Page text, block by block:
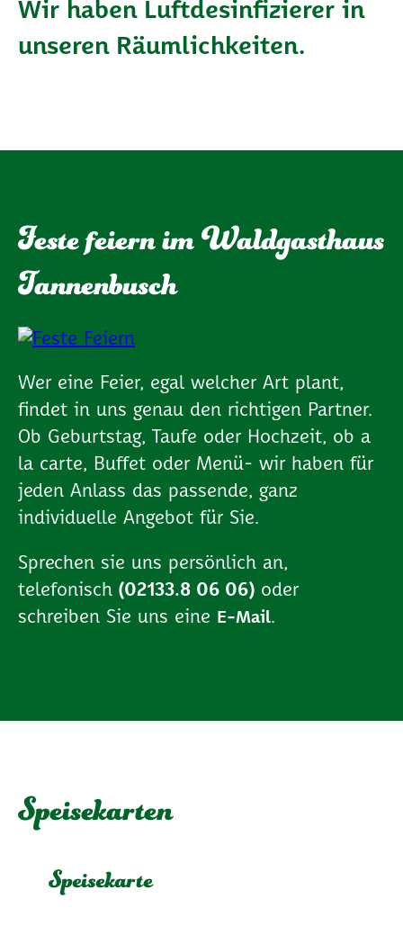
Wir haben Luftdesinfizierer in
unseren Räumlichkeiten.
Feste feiern im Waldgasthaus
Tannenbusch
Wer eine Feier, egal welcher Art plant,
findet in uns genau den richtigen Partner.
Ob Geburtstag, Taufe oder Hochzeit, ob a
la carte, Buffet oder Menü- wir haben für
jeden Anlass das passende, ganz
individuelle Angebot für Sie.
Sprechen sie uns persönlich an,
telefonisch (02133.8 06 06) oder
schreiben Sie uns eine
E-Mail.
Speisekarten
Speisekarte